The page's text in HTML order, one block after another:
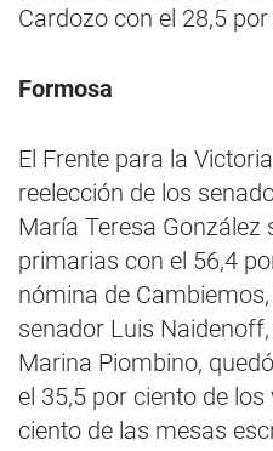
Cardozo con el 28,5
Formosa
El Frente para la
reelección de los
María Teresa González
primarias con el 56,4
nómina de
senador Luis
Marina Piombino,
el 35,5 por ciento de
ciento de las mesas